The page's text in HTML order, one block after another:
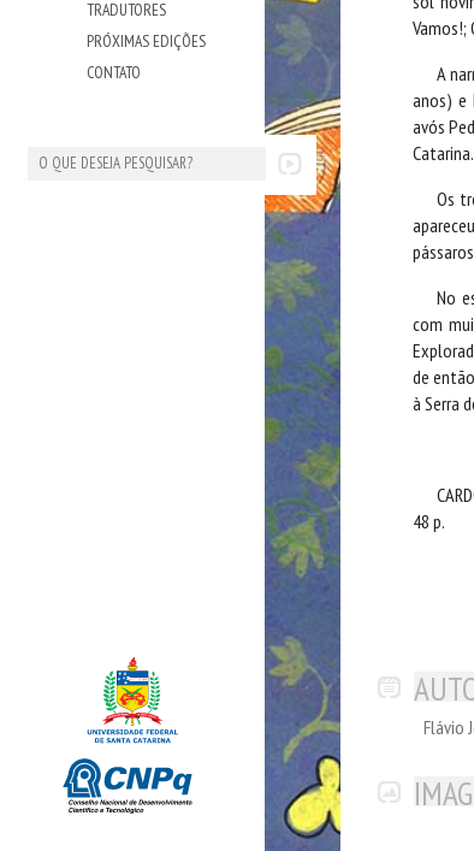
TRADUTORES
PRÓXIMAS EDIÇÕES
CONTATO
Vamos!;
A
anos) e
avós
Catarina.
Os
No
com
de
à Serra
48 p.
Flávio